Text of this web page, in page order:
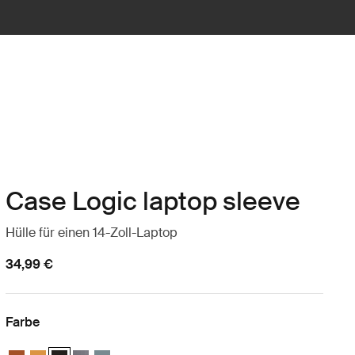
Case Logic laptop sleeve
Hülle für einen 14-Zoll-Laptop
34,99 €
Farbe
Case Logic 14" laptop sleeve Rustic Amber
Case Logic 14" laptop sleeve Buckthorn
Case Logic 14" laptop sleeve Schwarz (selected)
Case Logic 14" laptop sleeve Graphit
Case Logic 14" laptop sleeve Arona Blue